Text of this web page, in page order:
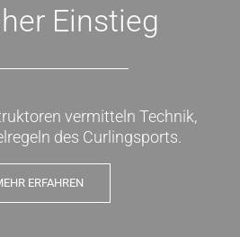
Einstieg
vermitteln Technik,
des Curlingsports.
ERFAHREN